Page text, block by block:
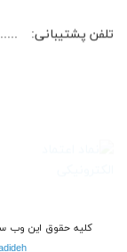
تلفن پشتیبانی:
کلیه حقوق این وب